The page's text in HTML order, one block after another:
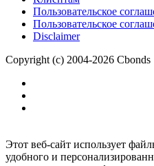
Пользовательское
Пользовательское
Disclaimer
Copyright (c) 2004-2026 Cbonds
Этот веб-сайт использует
удобного и